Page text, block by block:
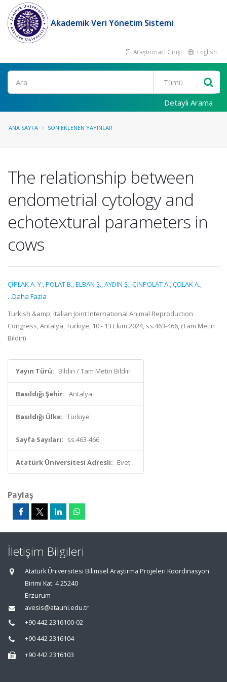
Akademik Veri Yönetim Sistemi
Araştırmacı Girişi English
Ara
Detaylı Arama
ANA SAYFA SON EKLENEN YAYINLAR
The relationship between
endometrial cytology and
echotextural parameters in
cows
ÇİPLAK A. Y.,POLAT B.,ELBAN Ş.,AYDIN Ş.,ÇİNPOLAT A.,ÇOLAK A.,
...Daha Fazla
Turkish &amp; Italian Joint International Animal Reproduction
Congress, Antalya, Türkiye, 10 - 13 Ekim 2024, ss.463-466, (Tam Metin
Bildiri)
Yayın Türü: Bildiri / Tam Metin Bildiri
Basıldığı Şehir: Antalya
Basıldığı Ülke: Türkiye
Sayfa Sayıları: ss.463-466
Atatürk Üniversitesi Adresli: Evet
Paylaş
İletişim Bilgileri
Atatürk Üniversitesi Bilimsel Araştırma Projeleri Koordinasyon
Birimi Kat: 4 25240
Erzurum
avesis@atauni.edu.tr
+90 442 2316100-02
+90 442 2316104
+90 442 2316103